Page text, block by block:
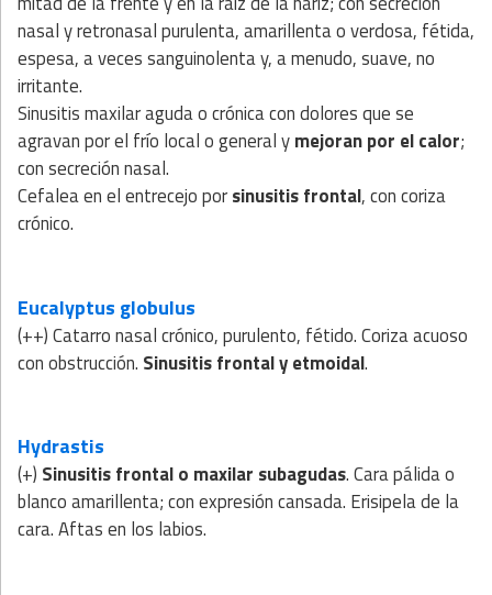
nasal y retronasal purulenta, amarillenta o verdosa, fétida,
espesa, a veces sanguinolenta y, a menudo, suave, no
irritante.
Sinusitis maxilar aguda o crónica con dolores que se
agravan por el frío local o general ymejoran por el calor;
con secreción nasal.
Cefalea en el entrecejo porsinusitis frontal, con coriza
crónico.
Eucalyptus globulus
(++) Catarro nasal crónico, purulento, fétido. Coriza acuoso
con obstrucción. Sinusitis frontal y etmoidal.
Hydrastis
(+) Sinusitis frontal o maxilar subagudas. Cara pálida o
blanco amarillenta; con expresión cansada. Erisipela de la
cara. Aftas en los labios.